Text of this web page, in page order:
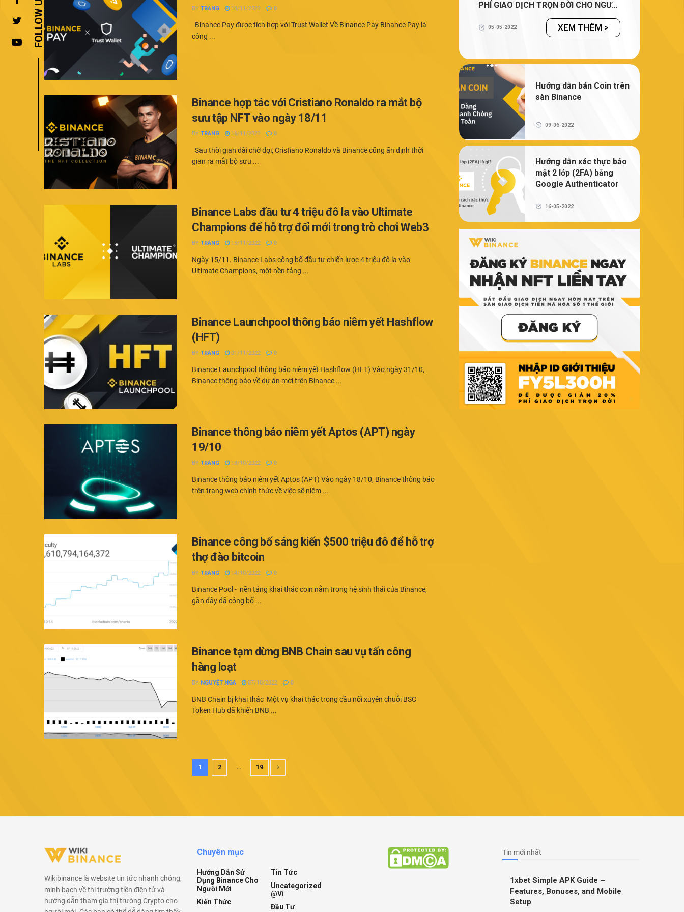
BY TRANG 18/11/2022 0
Binance Pay được tích hợp với Trust Wallet Về Binance Pay Binance Pay là
công ...
Binance hợp tác với Cristiano Ronaldo ra mắt bộ
sưu tập NFT vào ngày 18/11
BY TRANG 16/11/2022 0
Sau thời gian dài chờ đợi, Cristiano Ronaldo và Binance cũng ấn định thời
gian ra mắt bộ sưu ...
Binance Labs đầu tư 4 triệu đô la vào Ultimate
Champions để hỗ trợ đổi mới trong trò chơi Web3
BY TRANG 15/11/2022 0
Ngày 15/11. Binance Labs công bố đầu tư chiến lược 4 triệu đô la vào
Ultimate Champions, một nền tảng ...
Binance Launchpool thông báo niêm yết Hashflow
(HFT)
BY TRANG 01/11/2022 0
Binance Launchpool thông báo niêm yết Hashflow (HFT) Vào ngày 31/10,
Binance thông báo về dự án mới trên Binance ...
Binance thông báo niêm yết Aptos (APT) ngày
19/10
BY TRANG 18/10/2022 0
Binance thông báo niêm yết Aptos (APT) Vào ngày 18/10, Binance thông báo
trên trang web chính thức về việc sẽ niêm ...
Binance công bố sáng kiến $500 triệu đô để hỗ trợ
thợ đào bitcoin
BY TRANG 14/10/2022 0
Binance Pool - nền tảng khai thác coin nằm trong hệ sinh thái của Binance,
gần đây đã công bố ...
Binance tạm dừng BNB Chain sau vụ tấn công
hàng loạt
BY NGUYỆT NGA 07/10/2022 0
BNB Chain bị khai thác Một vụ khai thác trong cầu nối xuyên chuỗi BSC
Token Hub đã khiến BNB ...
1 2 … 19
NFT là gì? Hướng dẫn mua bán và tạo
Ví tiền điện tử là gì? Có thực sự cần ví
tiền điện tử để giao dịch tiền điện tử không?
PHÍ GIAO DỊCH TRỌN ĐỜI CHO NGƯỜI
05-05-2022 XEM THÊM >
Hướng dẫn bán Coin trên
sàn Binance
09-06-2022
Hướng dẫn xác thực bảo
mật 2 lớp (2FA) bằng
Google Authenticator
16-05-2022
Wikibinance là website tin tức nhanh chóng,
minh bạch về thị trường tiền điện tử và
hướng dẫn tham gia thị trường Crypto cho
Chuyên mục
Hướng Dẫn Sử
Dụng Binance Cho
Người Mới
Kiến Thức
Tin Tức
Uncategorized
@vi
Đầu Tư
Tin mới nhất
1xbet Simple APK Guide –
Features, Bonuses, and Mobile
Setup